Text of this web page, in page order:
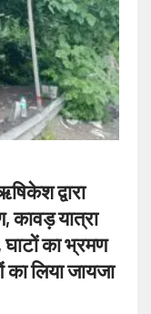
द्वारा
कावड़ यात्रा
घाटों का भ्रमण
लिया जायजा